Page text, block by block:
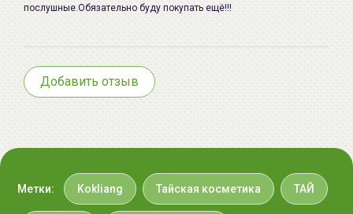
послушные.Обязательно буду покупать ещё!!!
Добавить отзыв
Метки: Kokliang Тайская косметика ТАЙ